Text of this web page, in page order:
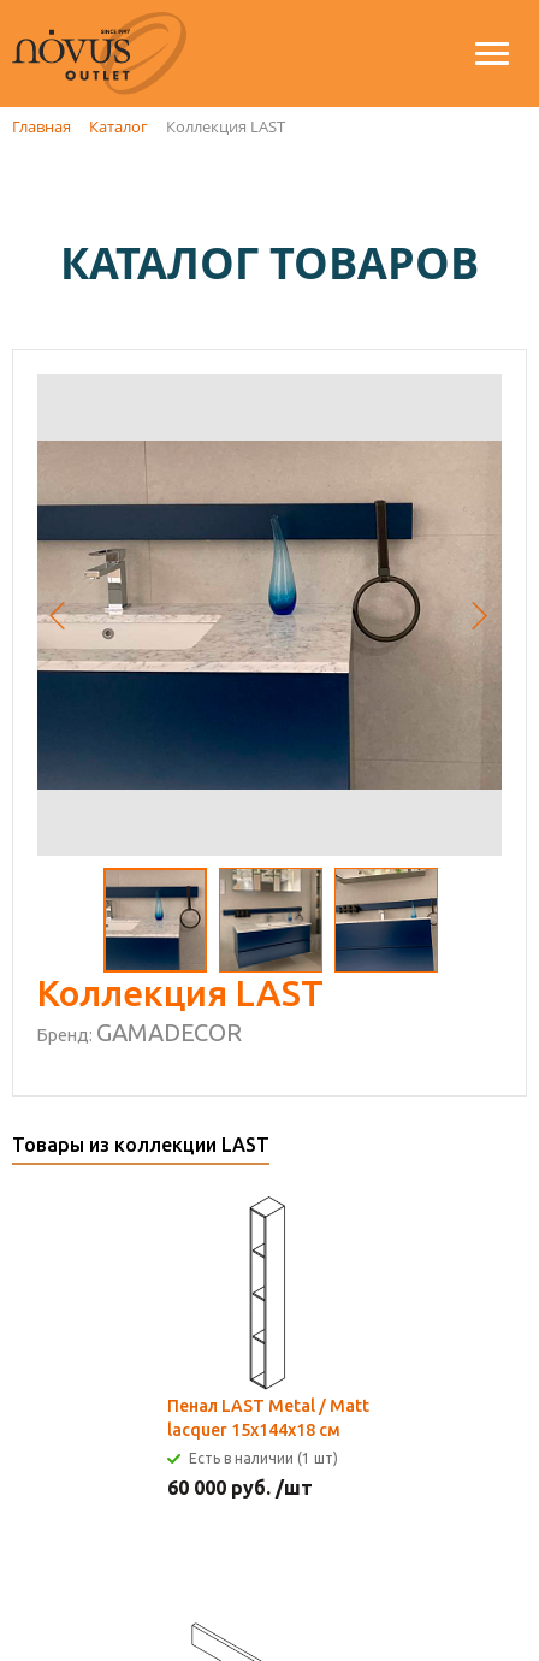
Главная Каталог Коллекция LAST
КАТАЛОГ ТОВАРОВ
Коллекция LAST
Бренд: GAMADECOR
Товары из коллекции LAST
Пенал LAST Metal / Matt
lacquer 15x144x18 см
Есть в наличии (1 шт)
60 000 руб. /шт